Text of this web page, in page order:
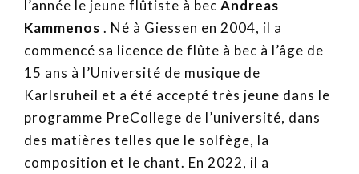
l’année le jeune flûtiste à bec Andreas
Kammenos . Né à Giessen en 2004, il a
commencé sa licence de flûte à bec à l’âge de
15 ans à l’Université de musique de
Karlsruheil et a été accepté très jeune dans le
programme PreCollege de l’université, dans
des matières telles que le solfège, la
composition et le chant. En 2022, il a